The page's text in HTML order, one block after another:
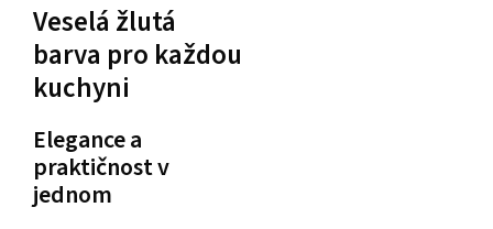
Veselá žlutá
barva pro každou
kuchyni
Elegance a
praktičnost v
jednom